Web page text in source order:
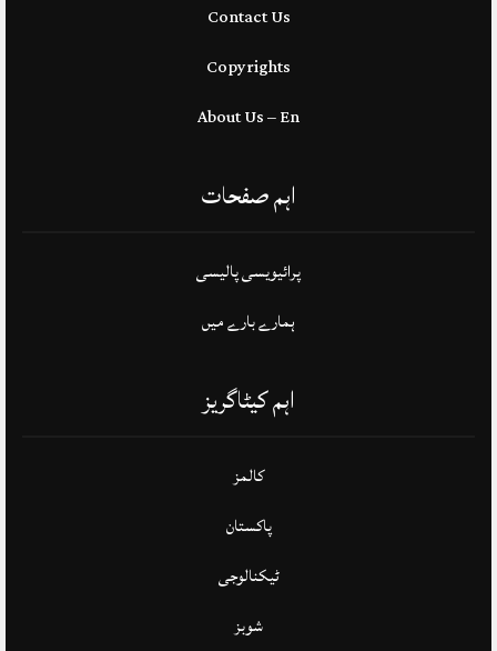
Contact Us
Copyrights
About Us – En
اہم صفحات
پرائیویسی پالیسی
ہمارے بارے میں
اہم کیٹاگریز
کالمز
پاکستان
ٹیکنالوجی
شوبز